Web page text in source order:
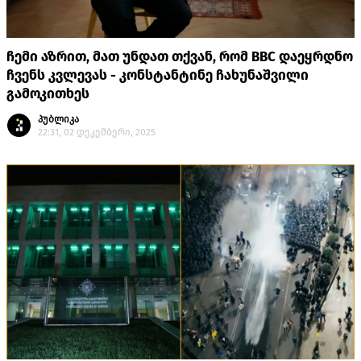
ჩემი აზრით, მათ უნდათ თქვან, რომ BBC დაეყრდნო
ჩვენს კვლევას - კონსტანტინე ჩახუნაშვილი
გამოკითხეს
პუბლიკა
22:31, 02 დეკემბერი, 2025